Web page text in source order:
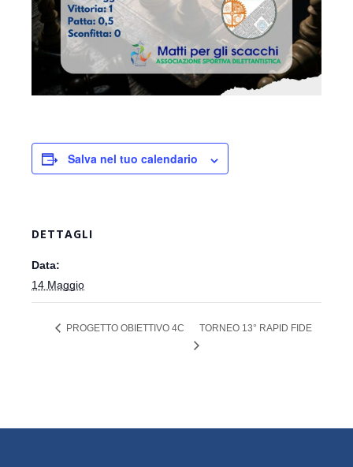
Salva nel tuo calendario
DETTAGLI
Data:
14 Maggio
PROGETTO OBIETTIVO 4C TORNEO 13° RAPID FIDE